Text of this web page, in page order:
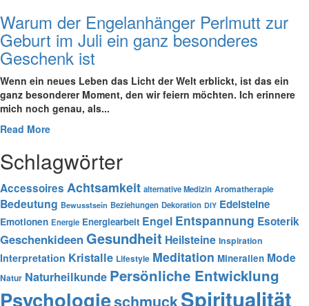
Warum der Engelanhänger Perlmutt zur
Geburt im Juli ein ganz besonderes
Geschenk ist
Wenn ein neues Leben das Licht der Welt erblickt, ist das ein
ganz besonderer Moment, den wir feiern möchten. Ich erinnere
mich noch genau, als...
Read More
Schlagwörter
Accessoires Achtsamkeit alternative Medizin Aromatherapie
Bedeutung Bewusstsein Beziehungen Dekoration DIY Edelsteine
Emotionen Energie Energiearbeit Engel Entspannung Esoterik
Geschenkideen Gesundheit Heilsteine Inspiration
Interpretation Kristalle Lifestyle Meditation Mineralien Mode
Natur Naturheilkunde Persönliche Entwicklung
PsychologieschmuckSpiritualität